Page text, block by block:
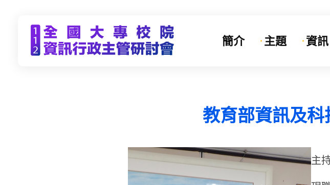
簡介 主題 資訊
教育部資訊及
主